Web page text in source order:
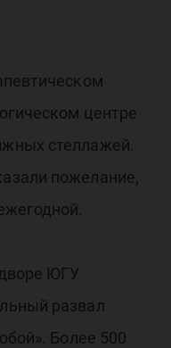
центре
стеллажей.
пожелание,
ЮГУ
развал
Более 500